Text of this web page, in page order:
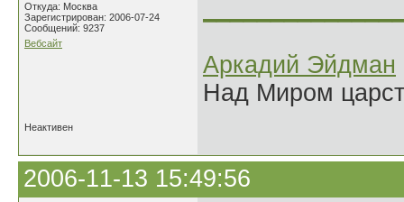
Откуда: Москва
Зарегистрирован: 2006-07-24
Сообщений: 9237
Вебсайт
Аркадий Эйдман
Над Миром
Неактивен
2006-11-13 15:49:56